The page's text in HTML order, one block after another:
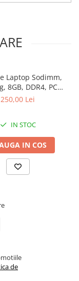
Laptop Sodimm,
8GB, DDR4, PC4-
2400, bulk
250,00 Lei
IN STOC
IN COS
de